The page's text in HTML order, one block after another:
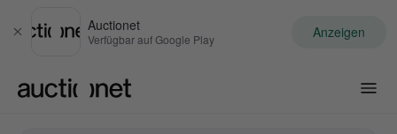
Schließen
Auctionet
Verfügbar auf Google Play Anzeigen